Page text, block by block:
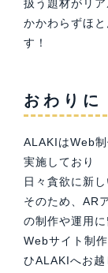
扱う題材がリ
かかわらずほ
す！
おわりに
ALAKIはWeb
実施しており
日々貪欲に新
そのため、AR
の制作や運用に
Webサイト制
ひALAKIへお